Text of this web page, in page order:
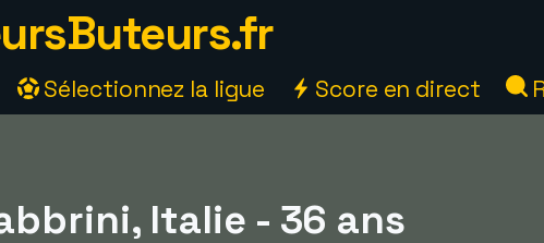
Sélectionnez la ligue Score en direct
Italie - 36 ans